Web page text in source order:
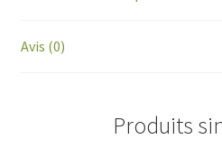
Avis (0)
Produits